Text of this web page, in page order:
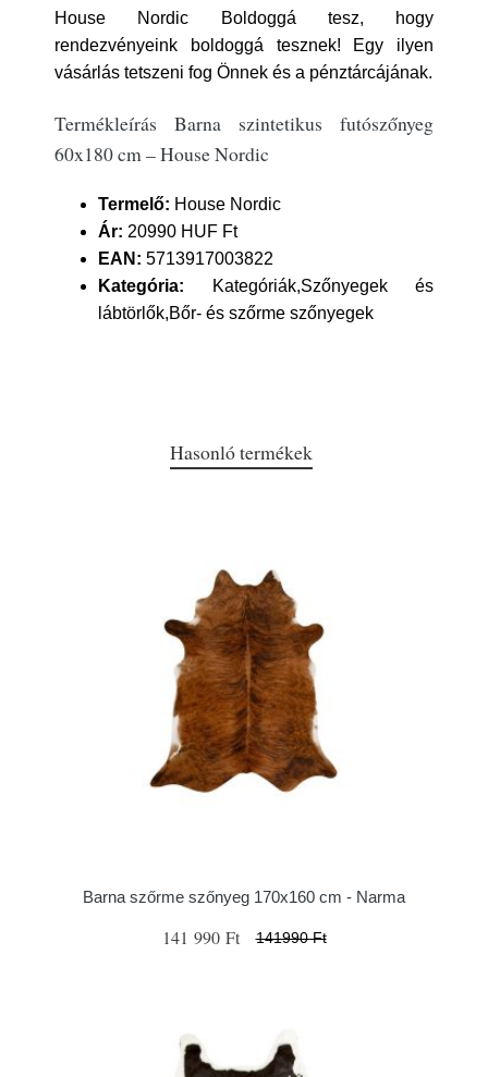
House Nordic Boldoggá tesz, hogy
rendezvényeink boldoggá tesznek! Egy ilyen
vásárlás tetszeni fog Önnek és a pénztárcájának.
Termékleírás Barna szintetikus futószőnyeg
60x180 cm – House Nordic
Termelő: House Nordic
Ár: 20990 HUF Ft
EAN: 5713917003822
Kategória: Kategóriák,Szőnyegek és
lábtörlők,Bőr- és szőrme szőnyegek
Hasonló termékek
Barna szőrme szőnyeg 170x160 cm - Narma
141 990 Ft 141990 Ft